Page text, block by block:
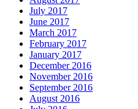
July 2017
June 2017
March 2017
February 2017
January 2017
December 2016
November 2016
September 2016
August 2016